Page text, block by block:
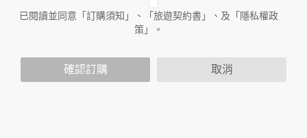
即表示您已閱讀、了解並同意接受本服務條款之所有內
容。如果您不同意本服務條款的內容，或者您所屬的國
家或地域排除本服務條款內容之全部或部分時，您應立
時，可能會依據該特定功能之性質，而須遵守本服務所
另行公告之服務條款或相關規定。此另行公告之服務條
已閱讀並同意「訂購須知」、「旅遊契約書」、及「隱私權政
策」。
確認訂購 取消